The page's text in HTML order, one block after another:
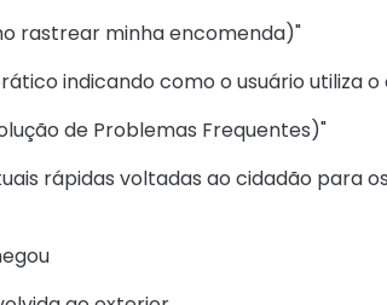
rastrear minha encomenda)"
indicando como o usuário
de Problemas Frequentes)"
rápidas voltadas ao cidadão para